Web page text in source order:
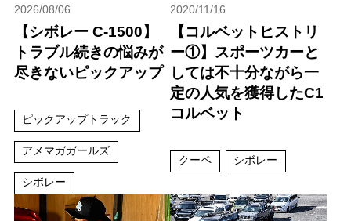
2026/08/06
【シボレー C-1500】
トラブル続きの悩みが
尽きないピックアップ
ピックアップトラック
アメマガガールズ
シボレー
2020/11/16
【コルベットヒストリ
ー①】スポーツカーと
しては不十分ながら一
定の人気を獲得したC1
コルベット
クーペ シボレー